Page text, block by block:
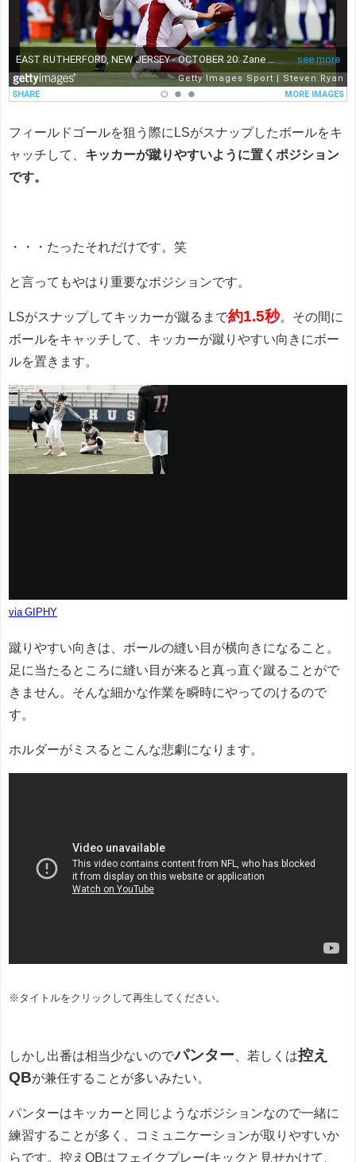
フィールドゴールを狙う際にLSがスナップしたボールをキ
ャッチして、 キッカーが蹴りやすいように置くポジション
です。
・・・たったそれだけです。笑
と言ってもやはり重要なポジションです。
LSがスナップしてキッカーが蹴るまで約1.5秒。その間に
ボールをキャッチして、キッカーが蹴りやすい向きにボー
ルを置きます。
via GIPHY
蹴りやすい向きは、ボールの縫い目が横向きになること。
足に当たるところに縫い目が来ると真っ直ぐ蹴ることがで
きません。そんな細かな作業を瞬時にやってのけるので
す。
ホルダーがミスるとこんな悲劇になります。
※タイトルをクリックして再生してください。
しかし出番は相当少ないのでパンター 若しくは控え
QBが兼任することが多いみたい。
パンターはキッカーと同じようなポジションなので一緒に
練習することが多く、コミュニケーションが取りやすいか
らです。控えQBはフェイクプレー(キックと見せかけて、